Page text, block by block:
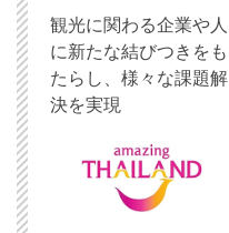
観光に関わる企業や人
に新たな結びつきをも
たらし、様々な課題解
決を実現